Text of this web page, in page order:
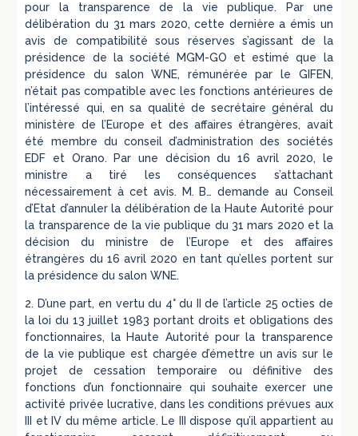
pour la transparence de la vie publique. Par une
délibération du 31 mars 2020, cette dernière a émis un
avis de compatibilité sous réserves s’agissant de la
présidence de la société MGM-GO et estimé que la
présidence du salon WNE, rémunérée par le GIFEN,
n’était pas compatible avec les fonctions antérieures de
l’intéressé qui, en sa qualité de secrétaire général du
ministère de l’Europe et des affaires étrangères, avait
été membre du conseil d’administration des sociétés
EDF et Orano. Par une décision du 16 avril 2020, le
ministre a tiré les conséquences s’attachant
nécessairement à cet avis. M. B… demande au Conseil
d’Etat d’annuler la délibération de la Haute Autorité pour
la transparence de la vie publique du 31 mars 2020 et la
décision du ministre de l’Europe et des affaires
étrangères du 16 avril 2020 en tant qu’elles portent sur
la présidence du salon WNE.
2. D’une part, en vertu du 4° du II de l’article 25 octies de
la loi du 13 juillet 1983 portant droits et obligations des
fonctionnaires, la Haute Autorité pour la transparence
de la vie publique est chargée d’émettre un avis sur le
projet de cessation temporaire ou définitive des
fonctions d’un fonctionnaire qui souhaite exercer une
activité privée lucrative, dans les conditions prévues aux
III et IV du même article. Le III dispose qu’il appartient au